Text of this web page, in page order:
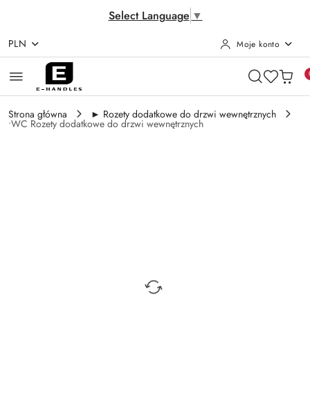
Select Language ▼
Przejdź do treści głównej
Przejdź do wyszukiwarki
Przejdź do moje konto
Przejdź do menu głównego
Przejdź do opisu produktu
Przejdź do stopki
PLN Moje konto
Strona główna ► Rozety dodatkowe do drzwi wewnętrznych
•WC Rozety dodatkowe do drzwi wewnętrznych